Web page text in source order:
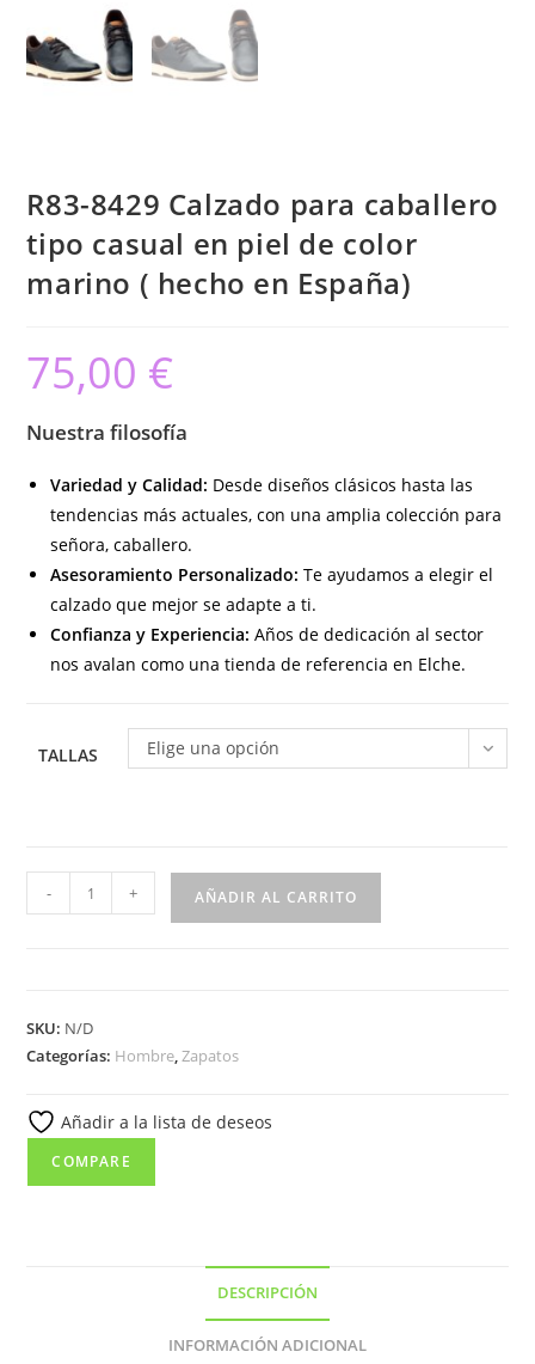
R83-8429 Calzado para caballero
tipo casual en piel de color
marino ( hecho en España)
75,00 €
Nuestra filosofía
Variedad y Calidad: Desde diseños clásicos hasta las
tendencias más actuales, con una amplia colección para
señora, caballero.
Asesoramiento Personalizado: Te ayudamos a elegir el
calzado que mejor se adapte a ti.
Confianza y Experiencia: Años de dedicación al sector
nos avalan como una tienda de referencia en Elche.
TALLAS Elige una opción
8429
tipo
casual
piel
color
- + AÑADIR AL CARRITO
SKU: N/D
Categorías: Hombre,Zapatos
Añadir a la lista de deseos
COMPARE
DESCRIPCIÓN
INFORMACIÓN ADICIONAL